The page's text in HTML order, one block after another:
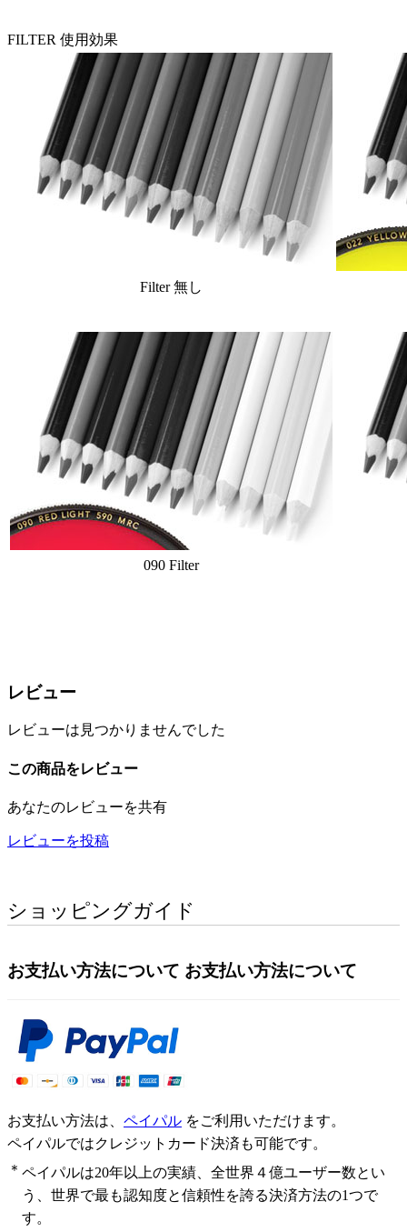
FILTER 使用効果
Filter 無し
090 Filter
レビュー
レビューは見つかりませんでした
この商品をレビュー
あなたのレビューを共有
レビューを投稿
ショッピングガイド
お支払い方法について お支払い方法について
お支払い方法は、 ペイパル をご利用いただけます。
ペイパルではクレジットカード決済も可能です。
＊ ペイパルは20年以上の実績、全世界４億ユーザー数とい
う、世界で最も認知度と信頼性を誇る決済方法の1つで
す。